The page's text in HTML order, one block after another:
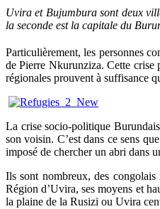
Uvira et Bujumbura sont deux
la seconde est la capitale du
Particulièrement, les personnes
de Pierre Nkurunziza. Cette crise
régionales prouvent à suffisance
La crise socio-politique
son voisin. C’est dans ce sens
imposé de chercher un abri dans
Ils sont nombreux, des
Région d’Uvira, ses moyens et
la plaine de la Rusizi ou Uvira